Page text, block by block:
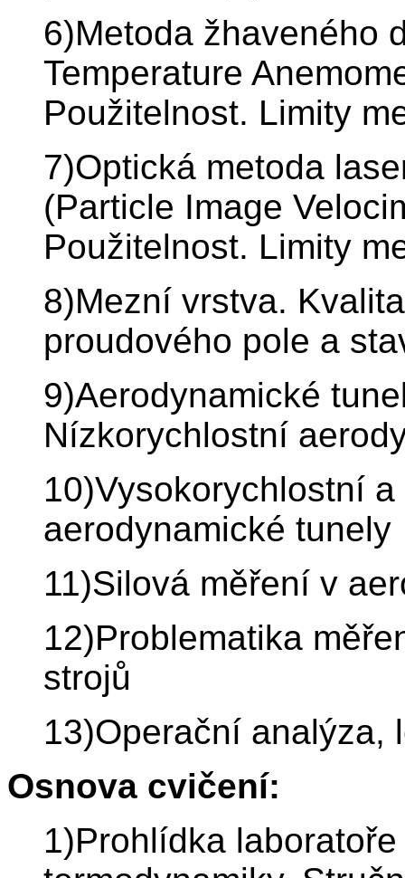
6)Metoda žhaveného
Temperature
Použitelnost. Limity
7)Optická metoda
(Particle Image
Použitelnost. Limity
8)Mezní vrstva.
proudového pole a
9)Aerodynamické
Nízkorychlostní
10)Vysokorychlostní
aerodynamické tunely
11)Silová měření v
12)Problematika
strojů
13)Operační analýza,
Osnova cvičení:
1)Prohlídka